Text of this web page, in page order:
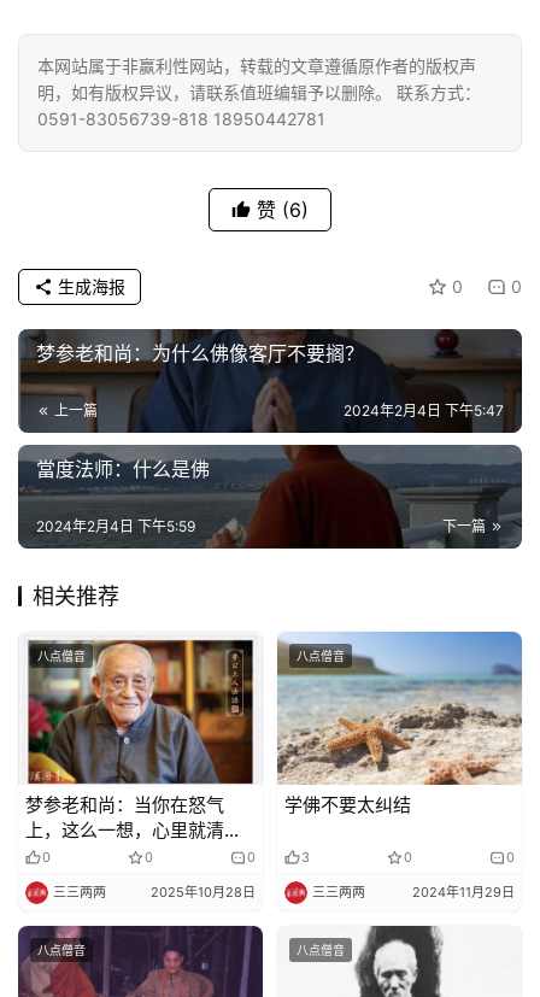
教
人
礼
视
频
纪
录
佛
艺
政
策
法
规
免
责
声
明
登录 注册
本网站属于非赢利性网站，转载的文章遵循原作者的版权声
明，如有版权异议，请联系值班编辑予以删除。 联系方式：
0591-83056739-818 18950442781
赞 (6)
0 0
生成海报
梦参老和尚：为什么佛像客厅不要搁？
上一篇 2024年2月4日 下午5:47
當度法师：什么是佛
下一篇
2024年2月4日 下午5:59
相关推荐
八点僧音
梦参老和尚：当你在怒气
上，这么一想，心里就清凉
了0 0 0
三三两两 2025年10月28日
八点僧音
学佛不要太纠结
3 0 0
三三两两 2024年11月29日
八点僧音 八点僧音